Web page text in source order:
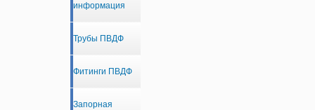
информация
Трубы ПВДФ
Фитинги ПВДФ
Запорная